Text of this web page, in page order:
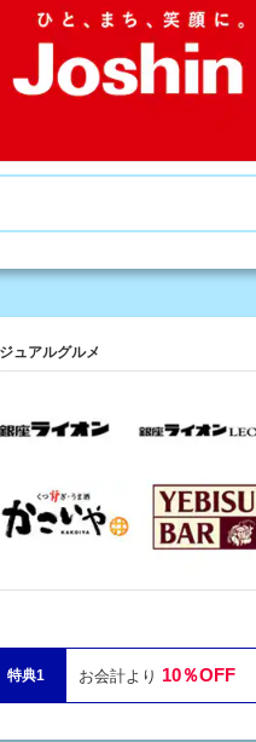
ュアルグルメ
特典1 お会計より 10％OFF